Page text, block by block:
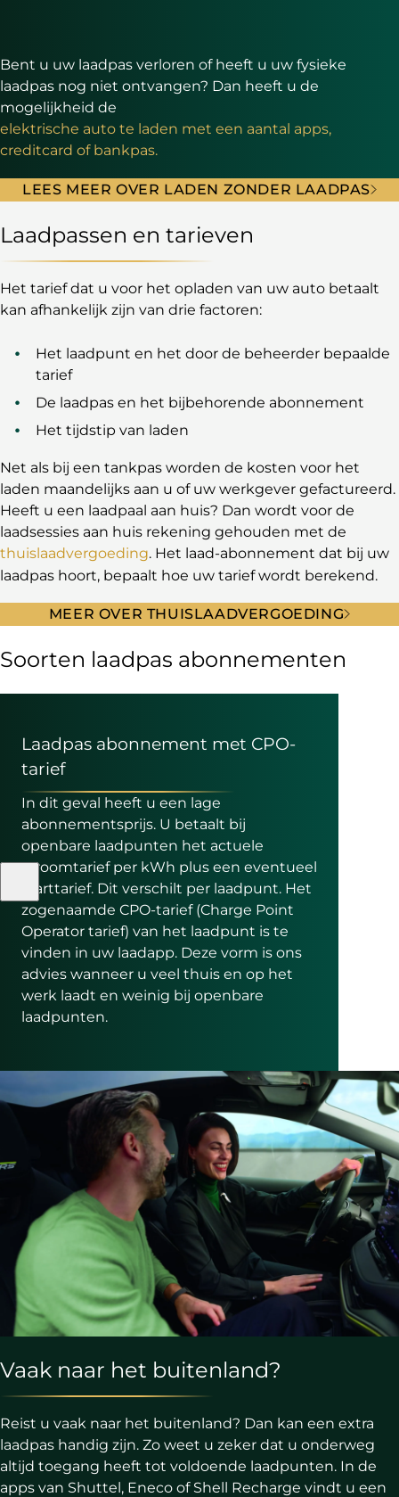
Bent u uw laadpas verloren of heeft u uw fysieke
laadpas nog niet ontvangen? Dan heeft u de
mogelijkheid de
elektrische auto te laden met een aantal apps,
creditcard of bankpas.
LEES MEER OVER LADEN ZONDER LAADPAS
Laadpassen en tarieven
Het tarief dat u voor het opladen van uw auto betaalt
kan afhankelijk zijn van drie factoren:
Het laadpunt en het door de beheerder bepaalde
tarief
De laadpas en het bijbehorende abonnement
Het tijdstip van laden
Net als bij een tankpas worden de kosten voor het
laden maandelijks aan u of uw werkgever gefactureerd.
Heeft u een laadpaal aan huis? Dan wordt voor de
laadsessies aan huis rekening gehouden met de
thuislaadvergoeding. Het laad-abonnement dat bij uw
laadpas hoort, bepaalt hoe uw tarief wordt berekend.
MEER OVER THUISLAADVERGOEDING
Soorten laadpas abonnementen
Laadpas abonnement met CPO-
tarief
In dit geval heeft u een lage
abonnementsprijs. U betaalt bij
openbare laadpunten het actuele
stroomtarief per kWh plus een eventueel
starttarief. Dit verschilt per laadpunt. Het
zogenaamde CPO-tarief (Charge Point
Operator tarief) van het laadpunt is te
vinden in uw laadapp. Deze vorm is ons
advies wanneer u veel thuis en op het
werk laadt en weinig bij openbare
laadpunten.
Vaak naar het buitenland?
Reist u vaak naar het buitenland? Dan kan een extra
laadpas handig zijn. Zo weet u zeker dat u onderweg
altijd toegang heeft tot voldoende laadpunten. In de
apps van Shuttel, Eneco of Shell Recharge vindt u een